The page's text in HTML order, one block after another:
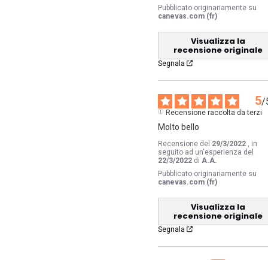
Pubblicato originariamente su
canevas.com (fr)
Visualizza la
recensione originale
Segnala
5/
Recensione raccolta da terzi
Molto bello
Recensione del 29/3/2022
, in
seguito ad un'esperienza del
22/3/2022 di A.A.
Pubblicato originariamente su
canevas.com (fr)
Visualizza la
recensione originale
Segnala